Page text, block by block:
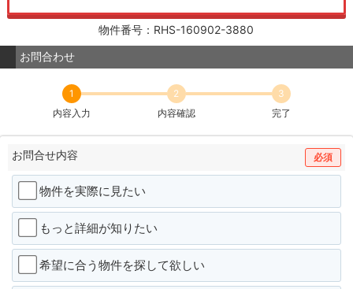
物件番号：RHS-160902-3880
お問合わせ
1
内容入力
2
内容確認
3
完了
お問合せ内容 必須
物件を実際に見たい
もっと詳細が知りたい
希望に合う物件を探して欲しい